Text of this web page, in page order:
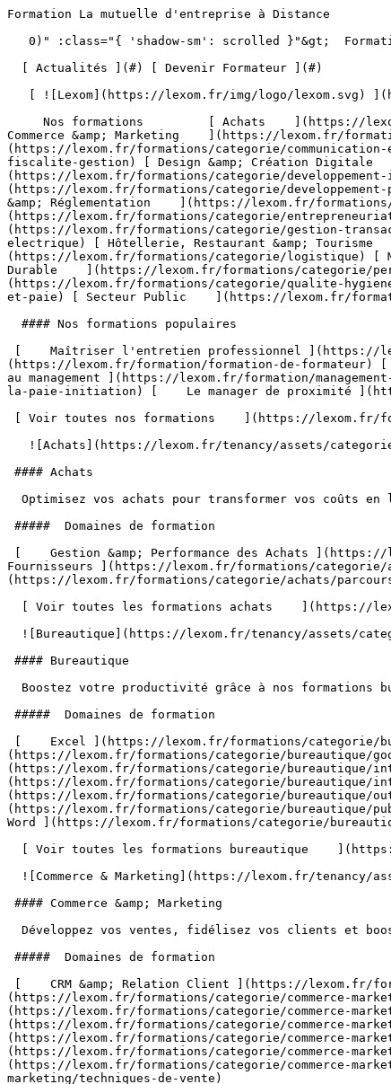
Formation La mutuelle d'entreprise à Distance                                   

   0)" :class="{ 'shadow-sm': scrolled }"&gt;  Formation Professionnelle - Développez les compétences qui font la différence 

  [ Actualités ](#) [ Devenir Formateur ](#)  

   [ ![Lexom](https://lexom.fr/img/logo/lexom.svg) ](https://lexom.fr) 

     Nos formations         [ Achats    ](https://lexom.fr/formations/categorie/achats) [ Bureautique    ](https://lexom.fr/formations/categorie/bureautique) [ Commerce &amp; Marketing    ](https://lexom.fr/formations/categorie/commerce-marketing) [ Communication &amp; Evènementiel    ](https://lexom.fr/formations/categorie/communication-evenementiel) [ Comptabilité, Fiscalité &amp; Gestion    ](https://lexom.fr/formations/categorie/comptabilite-fiscalite-gestion) [ Design &amp; Création Digitale    ](https://lexom.fr/formations/categorie/design-creation-digitale) [ Développement Informatique    ](https://lexom.fr/formations/categorie/developpement-informatique) [ Développement Personnel &amp; Soft skills    ](https://lexom.fr/formations/categorie/developpement-personnel-soft-skills) [ Devenir Formateur    ](https://lexom.fr/formations/categorie/devenir-formateur) [ Droit &amp; Réglementation    ](https://lexom.fr/formations/categorie/droit-reglementation) [ Entrepreneuriat et gestion d’entreprise    ](https://lexom.fr/formations/categorie/entrepreneuriat-et-gestion-dentreprise) [ Gestion &amp; Transactions Immobilières    ](https://lexom.fr/formations/categorie/gestion-transactions-immobilieres) [ Habilitation Electrique    ](https://lexom.fr/formations/categorie/habilitation-electrique) [ Hôtellerie, Restaurant &amp; Tourisme    ](https://lexom.fr/formations/categorie/hotellerie-restaurant-tourisme) [ Logistique    ](https://lexom.fr/formations/categorie/logistique) [ Management    ](https://lexom.fr/formations/categorie/management) [ Performance Énergétique &amp; Développement Durable    ](https://lexom.fr/formations/categorie/performance-energetique-developpement-durable) [ Qualité, Hygiène, Santé, Sécurité    ](https://lexom.fr/formations/categorie/qualite-hygiene-sante-securite) [ Ressources Humaines et Paie    ](https://lexom.fr/formations/categorie/ressources-humaines-et-paie) [ Secteur Public    ](https://lexom.fr/formations/categorie/secteur-public) 

  #### Nos formations populaires

 [    Maîtriser l'entretien professionnel ](https://lexom.fr/formation/maitriser-lentretien-professionnel) [    Formation de formateur ](https://lexom.fr/formation/formation-de-formateur) [    Le tutorat en entreprise ](https://lexom.fr/formation/le-tutorat-en-entreprise) [    Management - Initiation au management ](https://lexom.fr/formation/management-initiation-au-management) [    La pratique de la paie - Initiation ](https://lexom.fr/formation/la-pratique-de-la-paie-initiation) [    Le manager de proximité ](https://lexom.fr/formation/le-manager-de-proximite) 

 [ Voir toutes nos formations    ](https://lexom.fr/formations) 

   ![Achats](https://lexom.fr/tenancy/assets/categories/small/3dEnnN8yeOj7YmMtPWMjZvBSXi4NVonqWeKCohV3.webp) 

 #### Achats 

  Optimisez vos achats pour transformer vos coûts en leviers de performance.

 #####  Domaines de formation 

 [    Gestion &amp; Performance des Achats ](https://lexom.fr/formations/categorie/achats/gestion-performance-des-achats) [    Négociation &amp; Relations Fournisseurs ](https://lexom.fr/formations/categorie/achats/negociation-relations-fournisseurs) [    Parcours Métier &amp; Découverte ](https://lexom.fr/formations/categorie/achats/parcours-metier-decouverte) 

  [ Voir toutes les formations achats    ](https://lexom.fr/formations/categorie/achats) 

  ![Bureautique](https://lexom.fr/tenancy/assets/categories/small/dOdlwl6fNirHlGIdlqxo9NMbGKCRJm6vhpz0r6Ic.webp) 

 #### Bureautique 

  Boostez votre productivité grâce à nos formations bureautiques adaptées à tous niveaux.

 #####  Domaines de formation 

 [    Excel ](https://lexom.fr/formations/categorie/bureautique/excel) [    Google Suite &amp; Outils collaboratifs ](https://lexom.fr/formations/categorie/bureautique/google-suite-outils-collaboratifs) [    Intelligence artificielle (IA) ](https://lexom.fr/formations/categorie/bureautique/intelligence-artificielle-ia) [    Internet, Cloud &amp; Sécurité ](https://lexom.fr/formations/categorie/bureautique/internet-cloud-securite) [    OneNote ](https://lexom.fr/formations/categorie/bureautique/onenote) [    Outlook ](https://lexom.fr/formations/categorie/bureautique/outlook) [    Powerpoint ](https://lexom.fr/formations/categorie/bureautique/powerpoint) [    Publisher ](https://lexom.fr/formations/categorie/bureautique/publisher) [    Système d'exploitation ](https://lexom.fr/formations/categorie/bureautique/systeme-dexploitation) [    Word ](https://lexom.fr/formations/categorie/bureautique/word) 

  [ Voir toutes les formations bureautique    ](https://lexom.fr/formations/categorie/bureautique) 

  ![Commerce & Marketing](https://lexom.fr/tenancy/assets/categories/small/hhPP2XL4ozUX1eWqaQWRGCkg6vW7vKEC3TALNuEw.webp) 

 #### Commerce &amp; Marketing 

  Développez vos ventes, fidélisez vos clients et boostez votre visibilité grâce aux meilleures pratiques commerciales et marketing.

 #####  Domaines de formation 

 [    CRM &amp; Relation Client ](https://lexom.fr/formations/categorie/commerce-marketing/crm-relation-client) [    Marketing Digital &amp; Réseaux Sociaux ](https://lexom.fr/formations/categorie/commerce-marketing/marketing-digital-reseaux-sociaux) [    Négociation Commerciale ](https://lexom.fr/formations/categorie/commerce-marketing/negociation-commerciale) [    Parcours Métier &amp; Découverte ](https://lexom.fr/formations/categorie/commerce-marketing/parcours-metier-decouverte-1) [    Prospection &amp; Fidélisation Client ](https://lexom.fr/formations/categorie/commerce-marketing/prospection-fidelisation-client) [    Service Après Vente (SAV) ](https://lexom.fr/formations/categorie/commerce-marketing/service-apres-vente-sav) [    Stratégie &amp; Plan Marketing ](https://lexom.fr/formations/categorie/commerce-marketing/strategie-plan-marketing) [    Techniques de Vente ](https://lexom.fr/formations/categorie/commerce-marketing/techniques-de-vente) 

  [ Voir toutes les formations commerce &amp; marketing    ](https://lexom.fr/formations/categorie/commerce-marketing) 

  ![Communication & Evènementiel](https://lexom.fr/tenancy/assets/categories/small/S8UCgEtfGZCGsuKcIuFAO1dGJU8nvHNu4BUZwdRi.webp) 

 #### Communication &amp; Evènementiel 

  Alliez communication impactante et organisation d’événements réussis pour marquer les esprits et créer du lien.

 #####